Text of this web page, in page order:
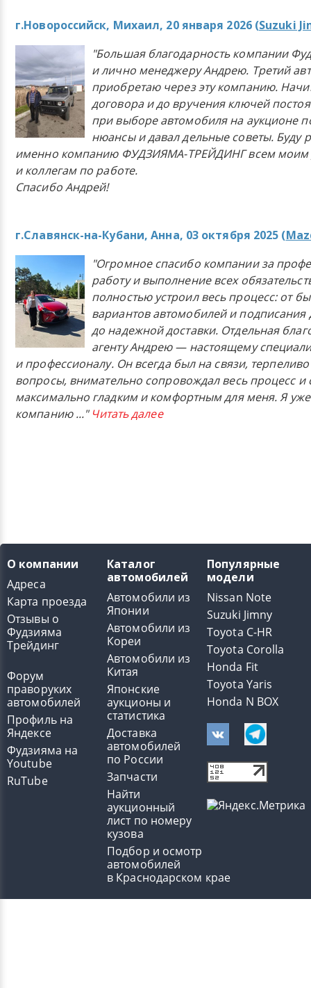
г.Новороссийск, Михаил, 20 января 2026 (Suzuki
"Большая благодарность компании
и лично менеджеру Андрею. Третий
приобретаю через эту компанию.
договора и до вручения ключей
при выборе автомобиля на аукционе
нюансы и давал дельные советы. Буду
именно компанию ФУДЗИЯМА-ТРЕЙДИНГ всем моим
и коллегам по работе.
Спасибо Андрей!
г.Славянск-на-Кубани, Анна, 03 октября 2025 (
"Огромное спасибо компании за
работу и выполнение всех
полностью устроил весь процесс: от
вариантов автомобилей и подписания
до надежной доставки. Отдельная
агенту Андрею — настоящему
и профессионалу. Он всегда был на связи,
вопросы, внимательно сопровождал весь процесс и
максимально гладким и комфортным для меня. Я
компанию..." Читать далее
О компании
Адреса
Карта проезда
Отзывы о
Фудзияма
Трейдинг
Форум
праворуких
автомобилей
Профиль на
Яндексе
Фудзияма на
Youtube
RuTube
Каталог
автомобилей
Автомобили из
Японии
Автомобили из
Кореи
Автомобили из
Китая
Японские
аукционы и
статистика
Доставка
автомобилей
по России
Запчасти
Найти
аукционный
лист по номеру
кузова
Подбор и осмотр
автомобилей
в Краснодарском крае
Популярные
модели
Nissan Note
Suzuki Jimny
Toyota C-HR
Toyota Corolla
Honda Fit
Toyota Yaris
Honda N BOX